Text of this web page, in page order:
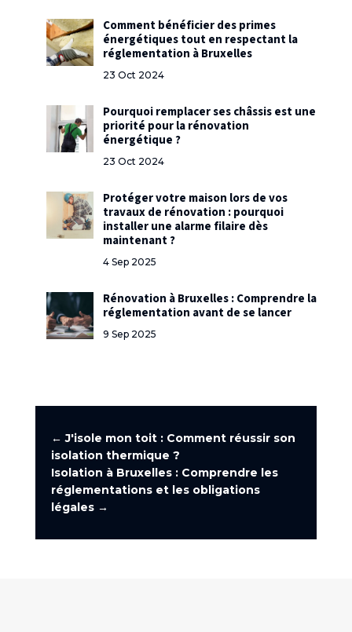
Comment bénéficier des primes
énergétiques tout en respectant la
réglementation à Bruxelles
23 Oct 2024
Pourquoi remplacer ses châssis est une
priorité pour la rénovation
énergétique ?
23 Oct 2024
Protéger votre maison lors de vos
travaux de rénovation : pourquoi
installer une alarme filaire dès
maintenant ?
4 Sep 2025
Rénovation à Bruxelles : Comprendre la
réglementation avant de se lancer
9 Sep 2025
←J'isole mon toit : Comment réussir son
isolation thermique ?
Isolation à Bruxelles : Comprendre les
réglementations et les obligations
légales→